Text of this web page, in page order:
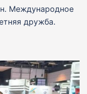
Международное
дружба.